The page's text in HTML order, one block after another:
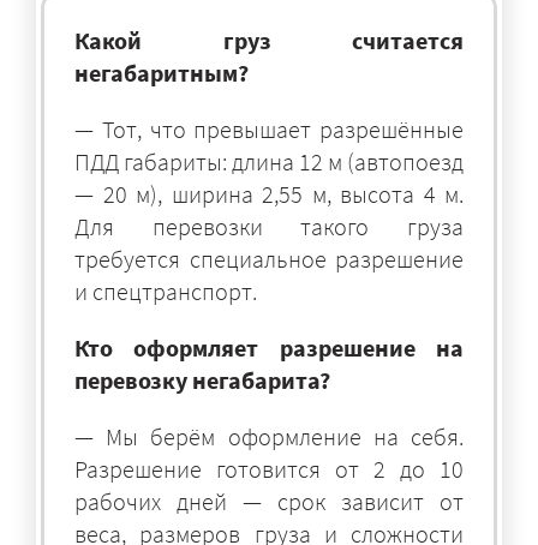
Какой груз считается
негабаритным?
— Тот, что превышает разрешённые
ПДД габариты: длина 12 м (автопоезд
— 20 м), ширина 2,55 м, высота 4 м.
Для перевозки такого груза
требуется специальное разрешение
и спецтранспорт.
Кто оформляет разрешение на
перевозку негабарита?
— Мы берём оформление на себя.
Разрешение готовится от 2 до 10
рабочих дней — срок зависит от
веса, размеров груза и сложности